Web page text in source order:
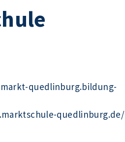
quedlinburg.bildung-
quedlinburg.de/